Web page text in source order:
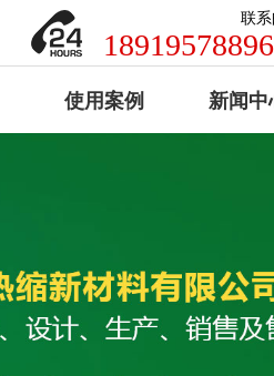
联
18919578896
使用案例 新闻中